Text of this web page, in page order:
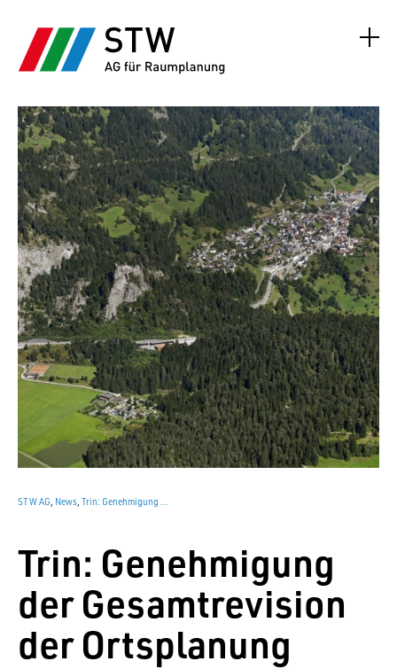
STW AG News
Trin: Genehmigung
der Gesamtrevision
der Ortsplanung